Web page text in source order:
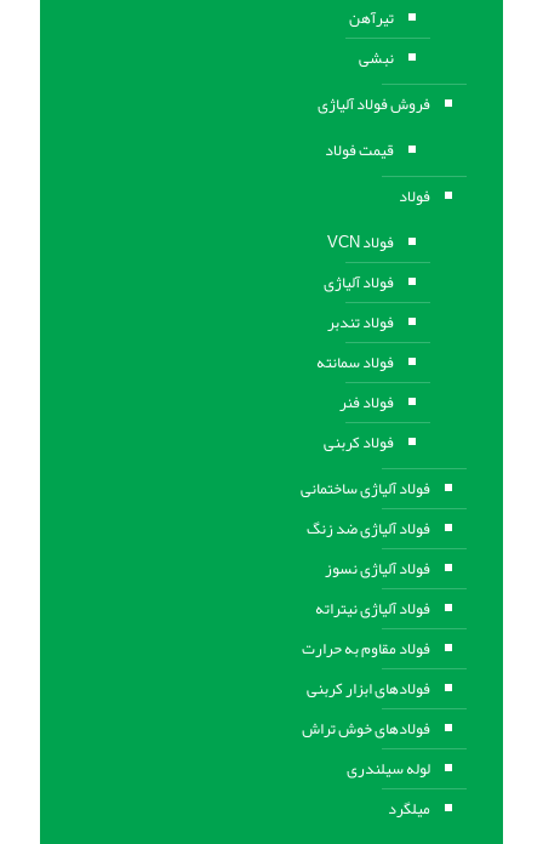
تیرآهن
نبشی
فروش فولاد آلیاژی
قیمت فولاد
فولاد
فولاد VCN
فولاد آلیاژی
فولاد تندبر
فولاد سمانته
فولاد فنر
فولاد کربنی
فولاد آلیاژی ساختمانی
فولاد آلیاژی ضد زنگ
فولاد آلیاژی نسوز
فولاد آلیاژی نیتراته
فولاد مقاوم به حرارت
فولادهای ابزار کربنی
فولادهای خوش تراش
لوله سیلندری
میلگرد